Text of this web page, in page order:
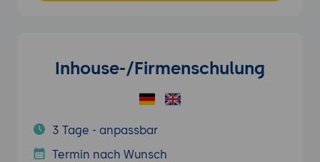
Inhouse-/Firmenschulung
3 Tage - anpassbar
Termin nach Wunsch